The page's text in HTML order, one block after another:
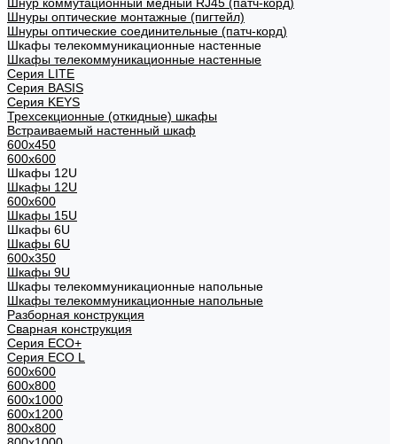
Шнуры оптические монтажные (пигтейл)
Шнуры оптические соединительные (патч-корд)
Шкафы телекоммуникационные настенные
Шкафы телекоммуникационные настенные
Cерия LITE
Cерия BASIS
Cерия KEYS
Трехсекционные (откидные) шкафы
Встраиваемый настенный шкаф
600x450
600x600
Шкафы 12U
Шкафы 12U
600x600
Шкафы 15U
Шкафы 6U
Шкафы 6U
600x350
Шкафы 9U
Шкафы телекоммуникационные напольные
Шкафы телекоммуникационные напольные
Разборная конструкция
Сварная конструкция
Серия ECO+
Серия ECO L
600x600
600x800
600х1000
600х1200
800x800